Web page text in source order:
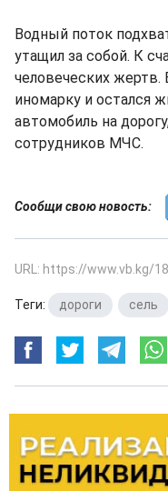
Водный поток
утащил за собой. К
человеческих жертв.
иномарку и остался
автомобиль на
сотрудников МЧС.
Сообщи свою новость:
URL: https://www.vb.kg/
Теги: дороги сель